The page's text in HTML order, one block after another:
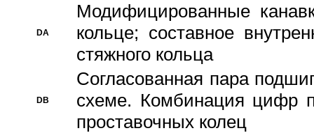
DA
Модифицированные
кольце; составное
стяжного кольца
DB
Согласованная пара
схеме. Комбинация цифр
проставочных колец